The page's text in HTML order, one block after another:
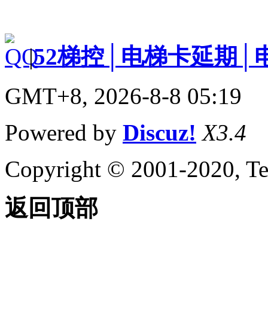
|52梯控│电梯卡延期│
GMT+8, 2026-8-8 05:19
Powered by Discuz! X3.4
Copyright © 2001-2020,
返回顶部